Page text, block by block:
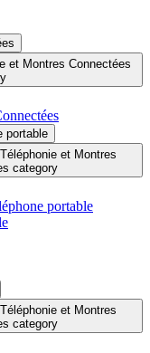
et Montres Connectées
portable
et Montres
category
portable
et Montres
category